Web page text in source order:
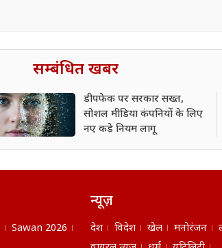
सम्बंधित खबर
डीपफेक पर सरकार सख्त,
सोशल मीडिया कंपनियों के लिए
नए कड़े नियम लागू
Sawan 2026
न्यूज़
देश विदेश खेल मनोरंजन